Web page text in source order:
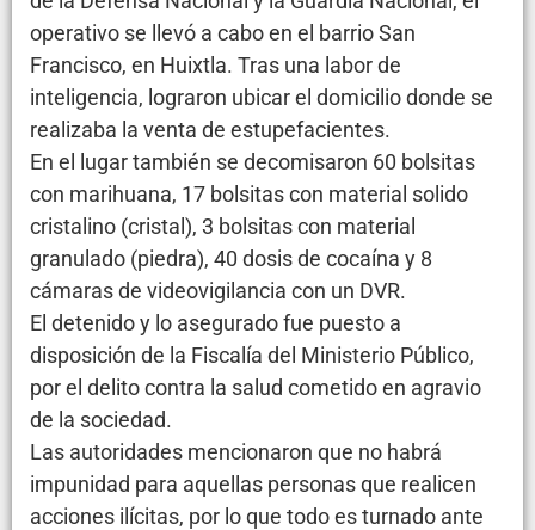
operativo se llevó a cabo en el barrio San
Francisco, en Huixtla. Tras una labor de
inteligencia, lograron ubicar el domicilio donde se
realizaba la venta de estupefacientes.
En el lugar también se decomisaron 60 bolsitas
con marihuana, 17 bolsitas con material solido
cristalino (cristal), 3 bolsitas con material
granulado (piedra), 40 dosis de cocaína y 8
cámaras de videovigilancia con un DVR.
El detenido y lo asegurado fue puesto a
disposición de la Fiscalía del Ministerio Público,
por el delito contra la salud cometido en agravio
de la sociedad.
Las autoridades mencionaron que no habrá
impunidad para aquellas personas que realicen
acciones ilícitas, por lo que todo es turnado ante